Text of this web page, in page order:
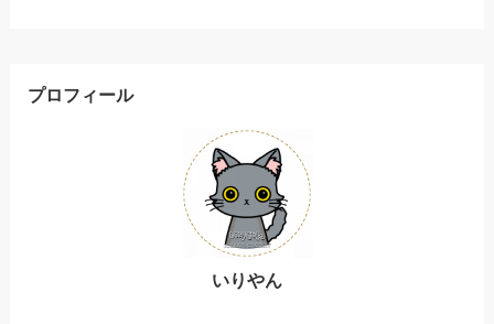
プロフィール
いりやん